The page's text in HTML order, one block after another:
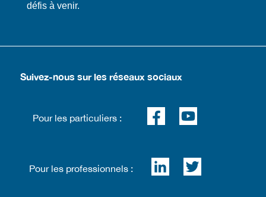
défis à venir.
Suivez-nous sur les réseaux sociaux
Pour les particuliers :
Pour les professionnels :